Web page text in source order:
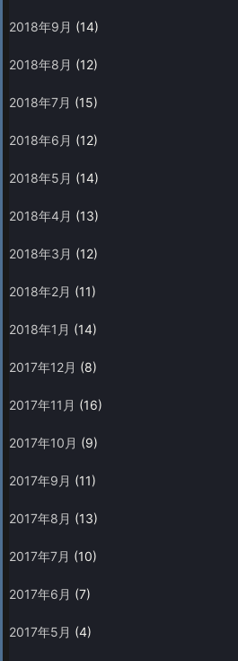
2018年9月 (14)
2018年8月 (12)
2018年7月 (15)
2018年6月 (12)
2018年5月 (14)
2018年4月 (13)
2018年3月 (12)
2018年2月 (11)
2018年1月 (14)
2017年12月 (8)
2017年11月 (16)
2017年10月 (9)
2017年9月 (11)
2017年8月 (13)
2017年7月 (10)
2017年6月 (7)
2017年5月 (4)